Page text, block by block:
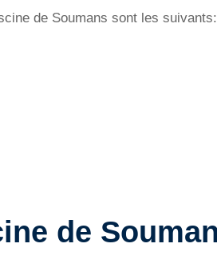
de Soumans sont les suivants:
de